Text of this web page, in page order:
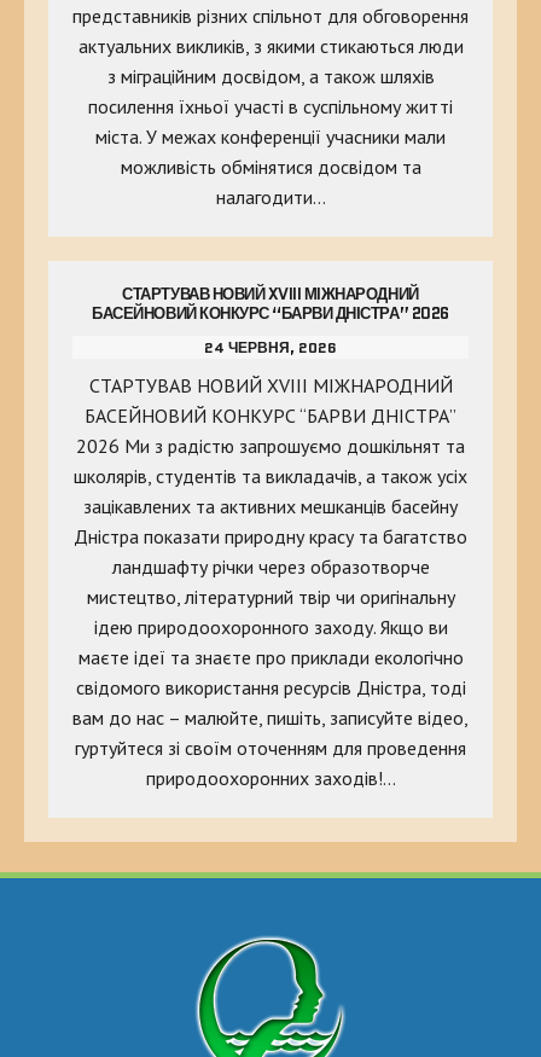
представників різних спільнот для обговорення
актуальних викликів, з якими стикаються люди
з міграційним досвідом, а також шляхів
посилення їхньої участі в суспільному житті
міста. У межах конференції учасники мали
можливість обмінятися досвідом та
налагодити…
СТАРТУВАВ НОВИЙ XVIII МІЖНАРОДНИЙ
БАСЕЙНОВИЙ КОНКУРС “БАРВИ ДНІСТРА” 2026
24 ЧЕРВНЯ, 2026
СТАРТУВАВ НОВИЙ XVIII МІЖНАРОДНИЙ
БАСЕЙНОВИЙ КОНКУРС “БАРВИ ДНІСТРА”
2026 Ми з радістю запрошуємо дошкільнят та
школярів, студентів та викладачів, а також усіх
зацікавлених та активних мешканців басейну
Дністра показати природну красу та багатство
ландшафту річки через образотворче
мистецтво, літературний твір чи оригінальну
ідею природоохоронного заходу. Якщо ви
маєте ідеї та знаєте про приклади екологічно
свідомого використання ресурсів Дністра, тоді
вам до нас – малюйте, пишіть, записуйте відео,
гуртуйтеся зі своїм оточенням для проведення
природоохоронних заходів!…